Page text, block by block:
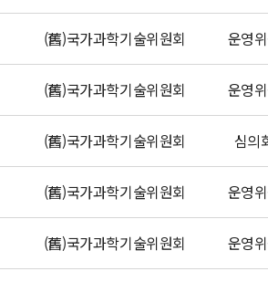
(舊)국가과학기술위원회 운영
(舊)국가과학기술위원회 운영
(舊)국가과학기술위원회 심의
(舊)국가과학기술위원회 운영
(舊)국가과학기술위원회 운영